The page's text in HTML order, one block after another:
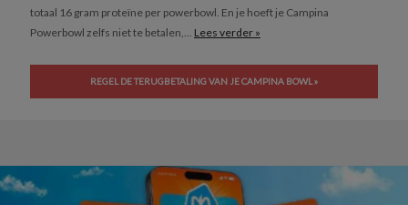
totaal 16 gram proteïne per powerbowl. En je hoeft je Campina
Powerbowl zelfs niet te betalen,... Lees verder »
REGEL DE TERUGBETALING VAN JE CAMPINA BOWL »